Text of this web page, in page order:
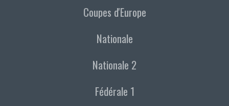
Coupes d'Europe
Nationale
Nationale 2
Fédérale 1